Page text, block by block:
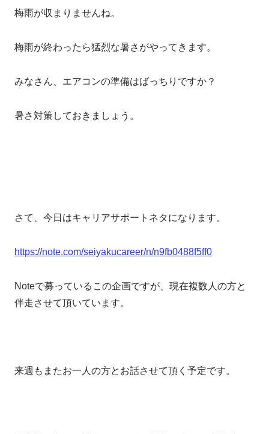
梅雨が収まりませんね。
梅雨が終わったら猛烈な暑さがやってきます。
みなさん、エアコンの準備はばっちりですか？
暑さ対策しておきましょう。
さて、今日はキャリアサポートネタになります。
https://note.com/seiyakucareer/n/n9fb0488f5ff0
Noteで募っているこの企画ですが、現在複数人の方と
伴走させて頂いています。
来週もまたお一人の方とお話させて頂く予定です。